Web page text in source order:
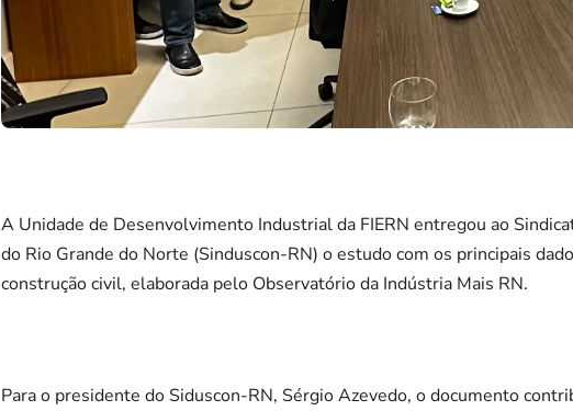
A Unidade de Desenvolvimento Industrial da FIERN entregou ao
do Rio Grande do Norte (Sinduscon-RN) o estudo com os principais
construção civil, elaborada pelo Observatório da Indústria Mais RN.
Para o presidente do Siduscon-RN, Sérgio Azevedo, o documento